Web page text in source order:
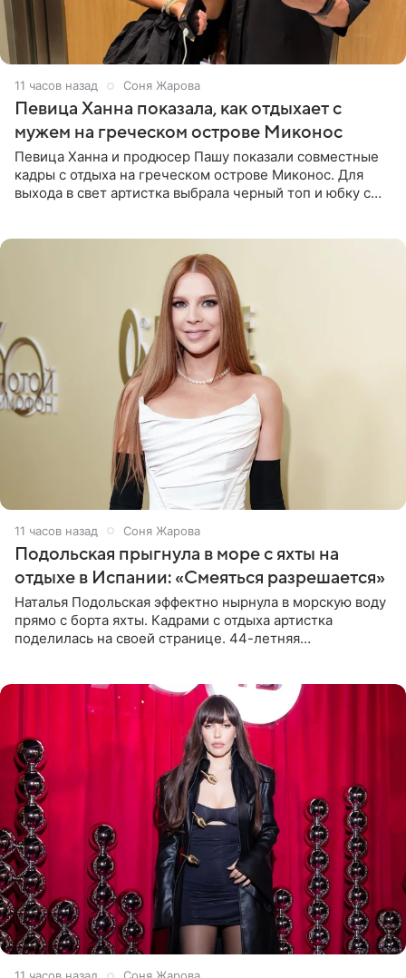
11 часов назад Соня Жарова
Певица Ханна показала, как отдыхает с
мужем на греческом острове Миконос
Певица Ханна и продюсер Пашу показали совместные
кадры с отдыха на греческом острове Миконос. Для
выхода в свет артистка выбрала черный топ и юбку с
11 часов назад Соня Жарова
Подольская прыгнула в море с яхты на
отдыхе в Испании: «Смеяться разрешается»
Наталья Подольская эффектно нырнула в морскую воду
прямо с борта яхты. Кадрами с отдыха артистка
поделилась на своей странице. 44-летняя